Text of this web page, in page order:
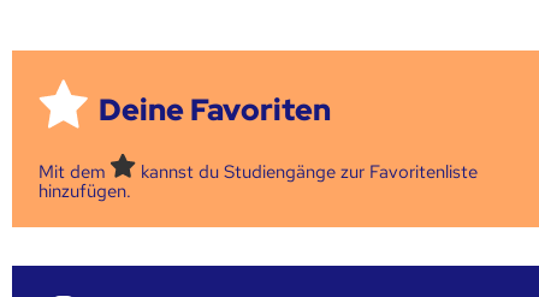
Deine Favoriten
Mit dem
kannst du Studiengänge zur Favoritenliste
hinzufügen.